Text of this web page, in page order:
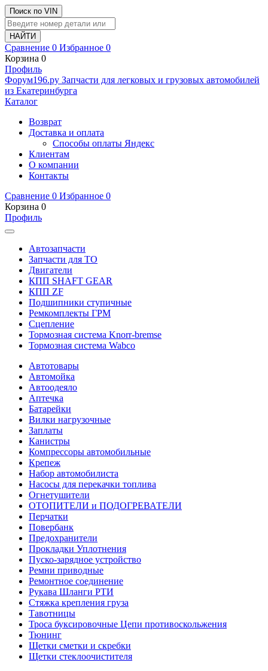
Поиск по VIN
Сравнение 0 Избранное 0
Корзина 0
Профиль
Фoрум196.ру Запчасти для легковых и грузовых автомобилей
из Екатеринбурга
Каталог
Возврат
Доставка и оплата
Способы оплаты Яндекс
Клиентам
О компании
Контакты
Сравнение 0 Избранное 0
Корзина 0
Профиль
Автозапчасти
Запчасти для ТО
Двигатели
КПП SHAFT GEAR
КПП ZF
Подшипники ступичные
Ремкомплекты ГРМ
Сцепление
Тормозная система Knorr-bremse
Тормозная система Wabco
Автотовары
Автомойка
Автоодеяло
Аптечка
Батарейки
Вилки нагрузочные
Заплаты
Канистры
Компрессоры автомобильные
Крепеж
Набор автомобилиста
Насосы для перекачки топлива
Огнетушители
ОТОПИТЕЛИ и ПОДОГРЕВАТЕЛИ
Перчатки
Повербанк
Предохранители
Прокладки Уплотнения
Пуско-зарядное устройство
Ремни приводные
Ремонтное соединение
Рукава Шланги РТИ
Стяжка крепления груза
Тавотницы
Троса буксировочные Цепи противоскольжения
Тюнинг
Щетки сметки и скребки
Щетки стеклоочистителя